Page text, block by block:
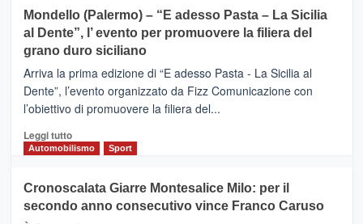
e
messaggi
di
CASTIGLIONE
DI
SICILIA
(Ct)
–
Il
Borgo
Gusto,
il
tra
sapori
Mondello (Palermo) – “E adesso Pasta – La Sicilia
al Dente”, l’ evento per promuovere la filiera del
grano duro siciliano
Arriva la prima edizione di “E adesso Pasta - La Sicilia al
Dente”, l’evento organizzato da Fizz Comunicazione con
l’obiettivo di promuovere la filiera del...
Leggi tuttoLeggi
di
Mondello
(Palermo)
Automobilismo Sport
Cronoscalata Giarre Montesalice Milo: per il
secondo anno consecutivo vince Franco Caruso